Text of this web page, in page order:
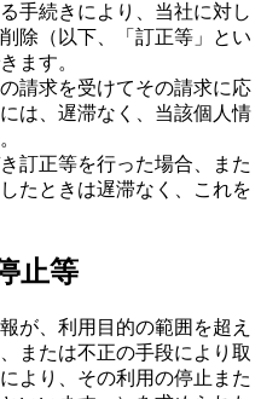
手続きにより、当社に対し
除（以下、「訂正等」とい
ます。
請求を受けてその請求に応
は、遅滞なく、当該個人情
訂正等を行った場合、また
たときは遅滞なく、これを
止等
が、利用目的の範囲を超え
または不正の手段により取
より、その利用の停止また